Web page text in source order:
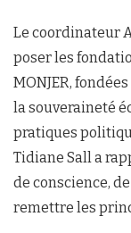
Le coordinateur
poser les
MONJER,
la souveraineté
pratiques
Tidiane Sall a
de conscience,
remettre les